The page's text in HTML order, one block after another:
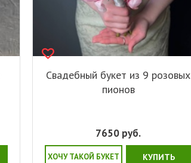
Свадебный букет из 9 розовых
пионов
7650 руб.
ХОЧУ ТАКОЙ БУКЕТ КУПИТЬ